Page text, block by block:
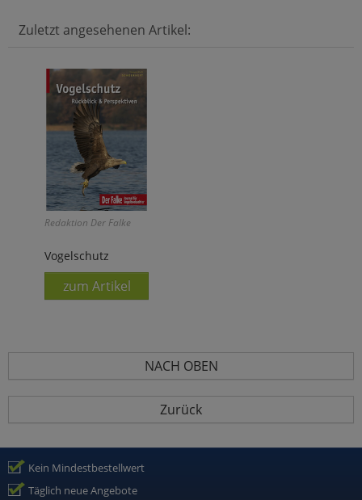
Zuletzt angesehenen Artikel:
Redaktion Der Falke
Vogelschutz
zum Artikel
NACH OBEN
Zurück
Kein Mindestbestellwert
Täglich neue Angebote